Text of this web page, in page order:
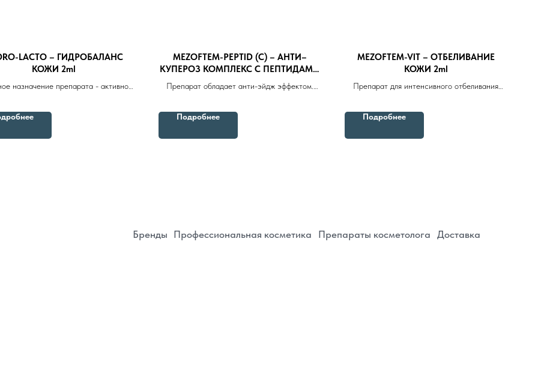
LACTO – ГИДРОБАЛАНС
КОЖИ 2ml
назначение препарата - активное
MEZOFTEM-PEPTID (C) – АНТИ–
КУПЕРОЗ КОМПЛЕКС С ПЕПТИДАМИ
Препарат обладает анти-эйдж эффектом.
свойством стимулировать лимфодренаж,
Подробнее
MEZOFTEM-VIT – ОТБЕЛИВАНИЕ
КОЖИ 2ml
Препарат для интенсивного отбеливания
оказывает мощное омолаживающее действие
Подробнее